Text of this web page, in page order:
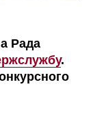
Рада
.